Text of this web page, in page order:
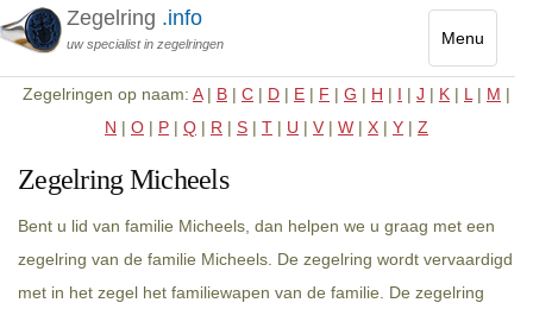
Menu
Toggle
Zegelring .info
uw specialist in zegelringen
Zegelringen op naam: A| B | C | D | E | F | G | H | I | J | K | L | M |
N | O | P | Q | R | S | T | U | V | W | X | Y | Z
Zegelring Micheels
Bent u lid van familie Micheels, dan helpen we u graag met een
zegelring van de familie Micheels. De zegelring wordt vervaardigd
met in het zegel het familiewapen van de familie. De zegelring